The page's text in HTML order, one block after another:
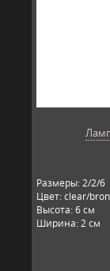
Размеры: 2/2/6
Цвет: clear/
Высота: 6 см
Ширина: 2 см